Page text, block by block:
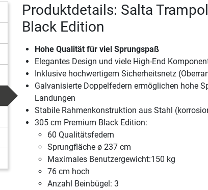
Produktdetails: Salta
Black Edition
Hohe Qualität für viel Sprungspaß
Elegantes Design und viele High-End
Inklusive hochwertigem Sicherheitsnetz
Galvanisierte Doppelfedern ermöglichen hohe
Landungen
Stabile Rahmenkonstruktion aus Stahl
305 cm Premium Black Edition:
60 Qualitätsfedern
Sprungfläche ø 237 cm
Maximales Benutzergewicht:150 kg
76 cm hoch
Anzahl Beinbügel: 3